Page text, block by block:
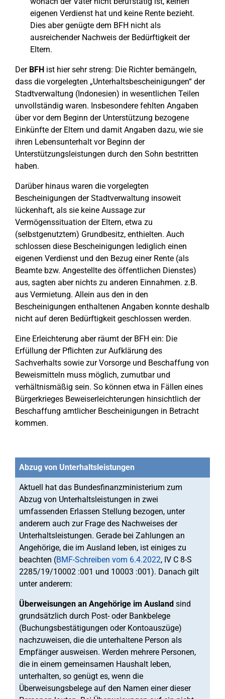
eigenen Verdienst hat und keine Rente bezieht.
Dies aber genügte dem BFH nicht als
ausreichender Nachweis der Bedürftigkeit der
Eltern.
Der BFH ist hier sehr streng: Die Richter bemängeln,
dass die vorgelegten „Unterhaltsbescheinigungen“ der
Stadtverwaltung (Indonesien) in wesentlichen Teilen
unvollständig waren. Insbesondere fehlten Angaben
über vor dem Beginn der Unterstützung bezogene
Einkünfte der Eltern und damit Angaben dazu, wie sie
ihren Lebensunterhalt vor Beginn der
Unterstützungsleistungen durch den Sohn bestritten
haben.
Darüber hinaus waren die vorgelegten
Bescheinigungen der Stadtverwaltung insoweit
lückenhaft, als sie keine Aussage zur
Vermögenssituation der Eltern, etwa zu
(selbstgenutztem) Grundbesitz, enthielten. Auch
schlossen diese Bescheinigungen lediglich einen
eigenen Verdienst und den Bezug einer Rente (als
Beamte bzw. Angestellte des öffentlichen Dienstes)
aus, sagten aber nichts zu anderen Einnahmen. z.B.
aus Vermietung. Allein aus den in den
Bescheinigungen enthaltenen Angaben konnte deshalb
nicht auf deren Bedürftigkeit geschlossen werden.
Eine Erleichterung aber räumt der BFH ein: Die
Erfüllung der Pflichten zur Aufklärung des
Sachverhalts sowie zur Vorsorge und Beschaffung von
Beweismitteln muss möglich, zumutbar und
verhältnismäßig sein. So können etwa in Fällen eines
Bürgerkrieges Beweiserleichterungen hinsichtlich der
Beschaffung amtlicher Bescheinigungen in Betracht
kommen.
Abzug von Unterhaltsleistungen
Aktuell hat das Bundesfinanzministerium zum
Abzug von Unterhaltsleistungen in zwei
umfassenden Erlassen Stellung bezogen, unter
anderem auch zur Frage des Nachweises der
Unterhaltsleistungen. Gerade bei Zahlungen an
Angehörige, die im Ausland leben, ist einiges zu
beachten (BMF-Schreiben vom 6.4.2022, IV C 8-S
2285/19/10002 :001 und 10003 :001). Danach gilt
unter anderem:
Überweisungen an Angehörige im Ausland sind
grundsätzlich durch Post- oder Bankbelege
(Buchungsbestätigungen oder Kontoauszüge)
nachzuweisen, die die unterhaltene Person als
Empfänger ausweisen. Werden mehrere Personen,
die in einem gemeinsamen Haushalt leben,
unterhalten, so genügt es, wenn die
Überweisungsbelege auf den Namen einer dieser